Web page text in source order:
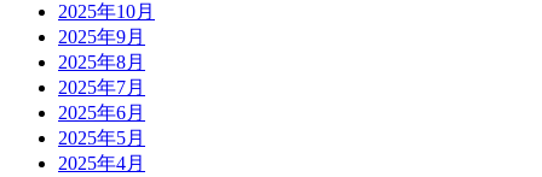
2025年10月
2025年9月
2025年8月
2025年7月
2025年6月
2025年5月
2025年4月